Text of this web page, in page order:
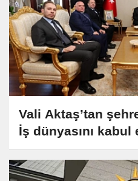
Vali Aktaş’tan
İş dünyasını kabul